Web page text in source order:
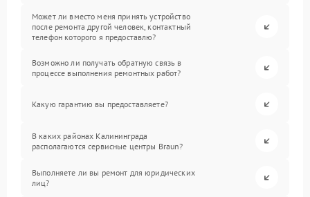
Может ли вместо меня принять устройство
после ремонта другой человек, контактный
телефон которого я предоставлю?
Возможно ли получать обратную связь в
процессе выполнения ремонтных работ?
Какую гарантию вы предоставляете?
В каких районах Калининграда
располагаются сервисные центры Braun?
Выполняете ли вы ремонт для юридических
лиц?